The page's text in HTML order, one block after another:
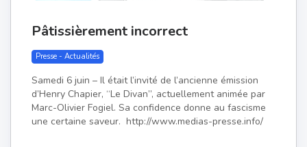
Pâtissièrement incorrect
Presse - Actualités
Samedi 6 juin – Il était l’invité de l’ancienne émission
d’Henry Chapier, “Le Divan”, actuellement animée par
Marc-Olivier Fogiel. Sa confidence donne au fascisme
une certaine saveur. http://www.medias-presse.info/